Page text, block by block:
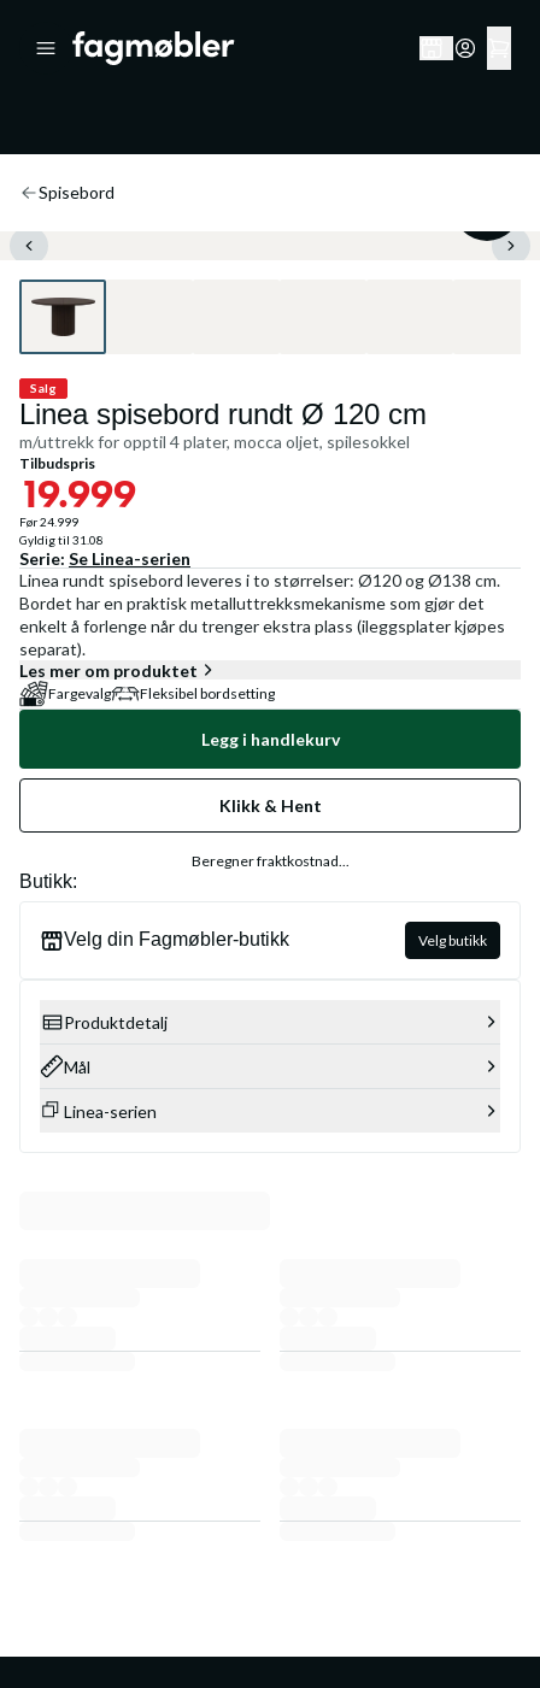
Spisebord
Salg
Linea spisebord rundt Ø 120 cm
m/uttrekk for opptil 4 plater, mocca oljet, spilesokkel
Tilbudspris
19.999
Før24.999
Gyldig til 31.08
Serie: Se Linea-serien
Linea rundt spisebord leveres i to størrelser: Ø120 og Ø138 cm.
Bordet har en praktisk metalluttrekksmekanisme som gjør det
enkelt å forlenge når du trenger ekstra plass (ileggsplater kjøpes
separat).
Les mer om produktet
Fargevalg Fleksibel bordsetting
Legg i handlekurv
Klikk & Hent
Beregner fraktkostnad...
Butikk:
Velg din Fagmøbler-butikk Velg butikk
Produktdetalj
Mål
Linea-serien